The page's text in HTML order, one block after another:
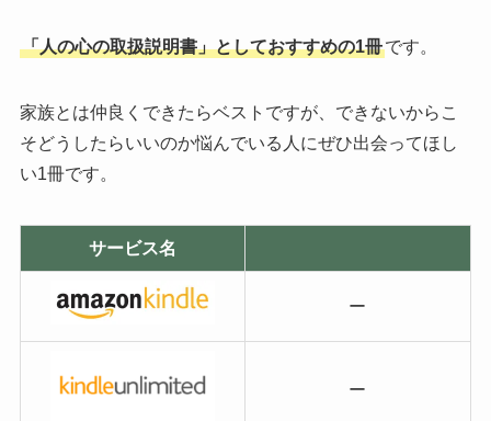
「人の心の取扱説明書」としておすすめの1冊です。
家族とは仲良くできたらベストですが、できないからこ
そどうしたらいいのか悩んでいる人にぜひ出会ってほし
い1冊です。
サービス名
ー
ー